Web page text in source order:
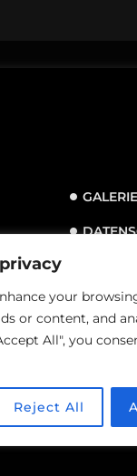
your
or content, and
All", you
Reject All
gemacht von